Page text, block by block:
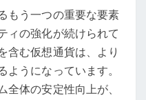
もう一つの重要な要素
ィの強化が続けられて
含む仮想通貨は、より
うになっています。
全体の安定性向上が、